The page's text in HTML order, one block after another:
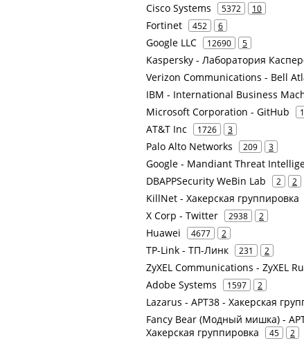
Cisco Systems 5372 10
Fortinet 452 6
Google LLC 12690 5
Kaspersky - Лаборатория
Verizon Communications - Bell
IBM - International Business
Microsoft Corporation - GitHub
AT&T Inc 1726 3
Palo Alto Networks 209 3
Google - Mandiant Threat
DBAPPSecurity WeBin Lab 2 2
KillNet - Хакерская группировка
X Corp - Twitter 2938 2
Huawei 4677 2
TP-Link - ТП-Линк 231 2
ZyXEL Communications -
Adobe Systems 1597 2
Lazarus - APT38 - Хакерская
Fancy Bear (Модный мишка) -
Хакерская группировка
45 2